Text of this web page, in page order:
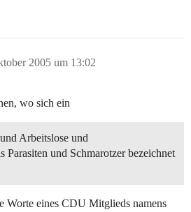
2005 um 13:02
wo sich ein
Arbeitslose und
Parasiten und Schmarotzer bezeichnet
Worte eines CDU Mitglieds namens